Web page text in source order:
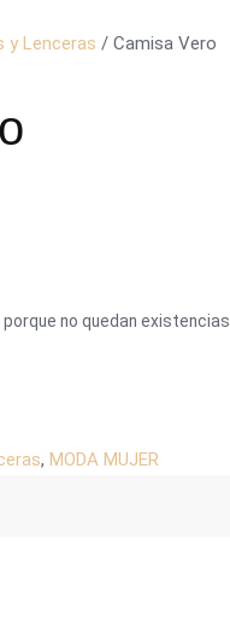
y Lenceras / Camisa Vero
no quedan existencias.
, MODA MUJER